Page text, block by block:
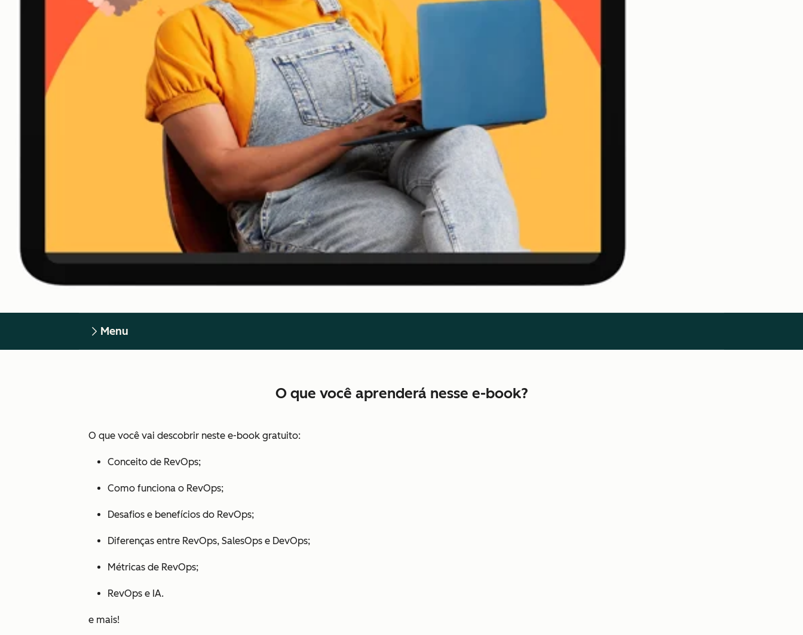
Menu
O que você aprenderá nesse e-book?
O que você vai descobrir neste e-book gratuito:
Conceito de RevOps;
Como funciona o RevOps;
Desafios e benefícios do RevOps;
Diferenças entre RevOps, SalesOps e DevOps;
Métricas de RevOps;
RevOps e IA.
e mais!